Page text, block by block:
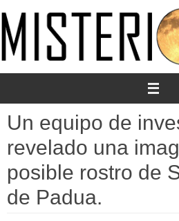
al
contenido
Un equipo de
revelado una
posible rostro de
de Padua.